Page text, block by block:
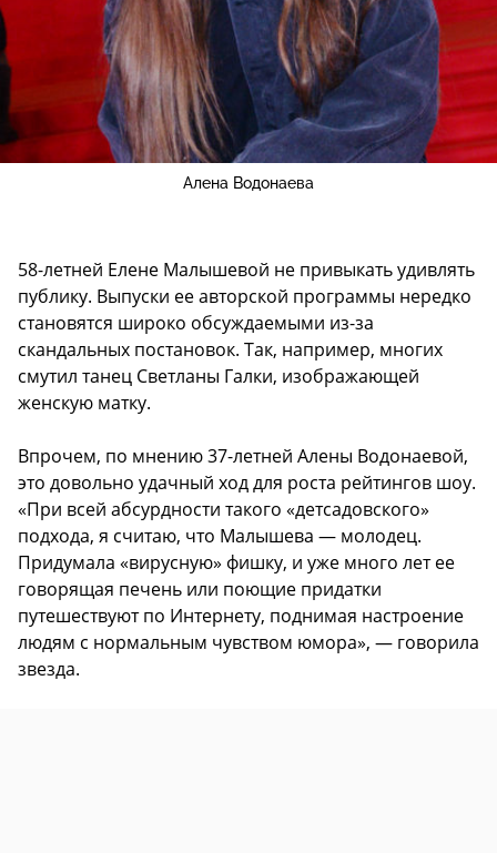
Алена Водонаева
58-летней Елене Малышевой не привыкать удивлять
публику. Выпуски ее авторской программы нередко
становятся широко обсуждаемыми из-за
скандальных постановок. Так, например, многих
смутил танец Светланы Галки, изображающей
женскую матку.
Впрочем, по мнению 37-летней Алены Водонаевой,
это довольно удачный ход для роста рейтингов шоу.
«При всей абсурдности такого «детсадовского»
подхода, я считаю, что Малышева — молодец.
Придумала «вирусную» фишку, и уже много лет ее
говорящая печень или поющие придатки
путешествуют по Интернету, поднимая настроение
людям с нормальным чувством юмора», — говорила
звезда.